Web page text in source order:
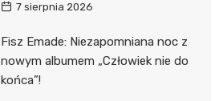
7 sierpnia 2026
Fisz Emade: Niezapomniana noc z
nowym albumem „Człowiek nie do
końca”!